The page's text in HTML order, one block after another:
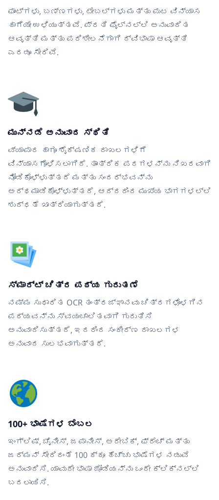
ಫಾಂಟ್‌ಗಳು, ಬಣ್ಣಗಳು, ಟೇಬಲ್‌ಗಳು ಮತ್ತು ಪುಟ ವಿನ್ಯಾಸ
ಹಾಗೆಯೇ ಉಳಿಯುತ್ತವೆ. ಪ್ರತಿ ಫೈಲ್‌ನಲ್ಲಿ ಅನುವಾದಿತ
ಆವೃತ್ತಿ ಮತ್ತು ಪರಿಶೀಲನೆಗಾಗಿ ದ್ವಿಭಾಷಾ ಆವೃತ್ತಿ
ಎರಡೂ ಸೇರಿವೆ.
ಮುನ್ನಡೆ ಅನುವಾದ ಸ್ಥಿತಿ
ವ್ಯಾಪಾರ ಹಾಗೂ ಶೈಕ್ಷಣಿಕ ದಾಖಲಗಳಿಗೆ
ವಿನ್ಯಾಸಗೊಳಿಸಲಾಗಿದೆ. ತಾಂತ್ರಿಕ ಪದಗಳನ್ನು ನಿಖರವಾಗಿ
ನೋಡಿಕೊಳ್ಳುತ್ತದೆ ಮತ್ತು ಸಂದರ್ಭವನ್ನು
ಅರ್ಥಮಾಡಿಕೊಳ್ಳುತ್ತದೆ, ಆದ್ದರಿಂದ ಮುಖ್ಯ ಭಾಗಗಳಲ್ಲಿ
ಶುದ್ಧತೆ ಖಾತ್ರಿಯಾಗುತ್ತದೆ.
ಸ್ಮಾರ್ಟ್ ಚಿತ್ರ ಪಠ್ಯ ಗುರುತಣೆ
ನಮ್ಮ ಸುಧಾರಿತ OCR ತಂತ್ರಜ್ಞಾನವು ಚಿತ್ರಗಳೊಳಗಿನ
ಪಠ್ಯವನ್ನು ಸ್ವಯಂಚಾಲಿತವಾಗಿ ಗುರುತಿಸಿ
ಅನುವಾದಿಸುತ್ತದೆ, ಇದರಿಂದ ಸಂಕೀರ್ಣ ದಾಖಲಗಳ
ಅನುವಾದ ಸುಲಭವಾಗುತ್ತದೆ.
100+ ಭಾಷೆಗಳ ಬೆಂಬಲ
ಇಂಗ್ಲಿಷ್, ಚೈನೀಸ್, ಜಪಾನೀಸ್, ಅರೇಬಿಕ್, ಫ್ರೆಂಚ್ ಮತ್ತು
ಜರ್ಮನ್ ಸೇರಿದಂತೆ 100 ಕ್ಕೂ ಹೆಚ್ಚು ಭಾಷೆಗಳ ನಡುವೆ
ಅನುವಾದಿಸಿ. ಯಾವುದೇ ಭಾಷಾ ಜೋಡಿಯನ್ನು ಒಂದೇ ಕ್ಲಿಕ್‌ನಲ್ಲಿ
ಬದಲಾಯಿಸಿ.